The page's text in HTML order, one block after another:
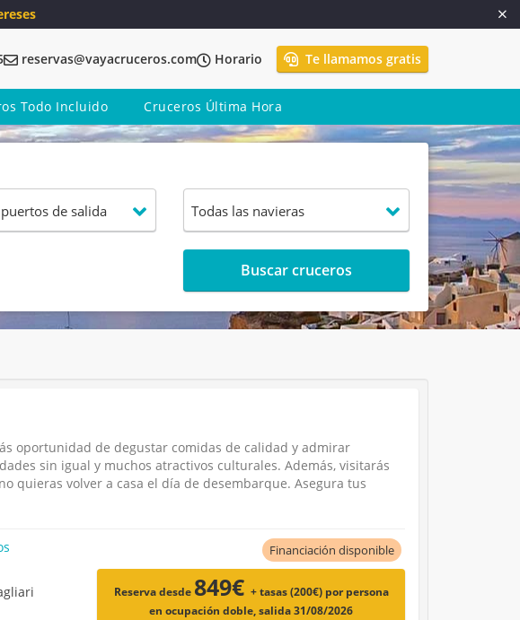
reservas@vayacruceros.com Horario Te llamamos gratis
Todo Incluido Cruceros Última Hora
Buscar cruceros
oportunidad de degustar comidas de calidad y admirar
sin igual y muchos atractivos culturales. Además, visitarás
quieras volver a casa el día de desembarque. Asegura tus
Financiación disponible
Reserva desde 849€ + tasas (200€) por persona
en ocupación doble, salida 31/08/2026